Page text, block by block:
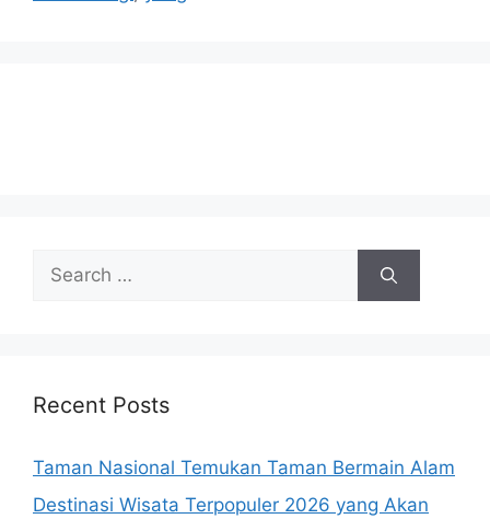
Search
for:
Recent Posts
Taman Nasional Temukan Taman Bermain Alam
Destinasi Wisata Terpopuler 2026 yang Akan